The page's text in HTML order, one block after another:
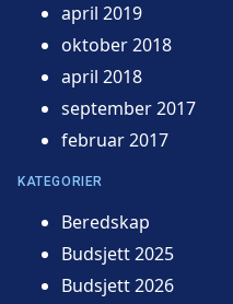
april 2019
oktober 2018
april 2018
september 2017
februar 2017
KATEGORIER
Beredskap
Budsjett 2025
Budsjett 2026